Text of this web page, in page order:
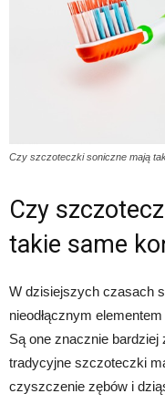
Czy szczoteczki soniczne mają
Czy
takie same
W dzisiejszych czasach
nieodłącznym
Są one znacznie bardziej
tradycyjne szczoteczki
czyszczenie zębów i